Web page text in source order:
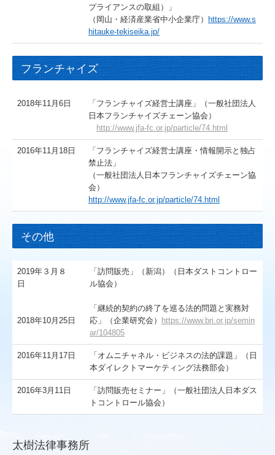
プライアンスの取組）」
（岡山・経済産業省中小企業庁）
https://www.s
hitauke-tekiseika.jp/
フランチャイズ
2018年11月6日
「フランチャイズ経営士講座」（一般社団法人
日本フランチャイズチェーン協会）
http://www.jfa-fc.or.jp/particle/74.html
2016年11月18日
「フランチャイズ経営士講座・情報開示と独占
禁止法」
（一般社団法人日本フランチャイズチェーン協
会）
http://www.jfa-fc.or.jp/particle/74.html
その他
2019年３月８
日
2018年10月25日
「訪問販売」（新潟）（日本ダストコントロー
ル協会）
「継続的契約の終了を巡る法的問題と実務対
応」（企業研究会）
https://www.bri.or.jp/semin
ar/104805
2016年11月17日
「オムニチャネル・ビジネスの法的課題」（日
本ダイレクトマーケティング法務部会）
2016年3月11日
「訪問販売セミナー」（一般社団法人日本ダス
トコントロール協会）
太樹法律事務所